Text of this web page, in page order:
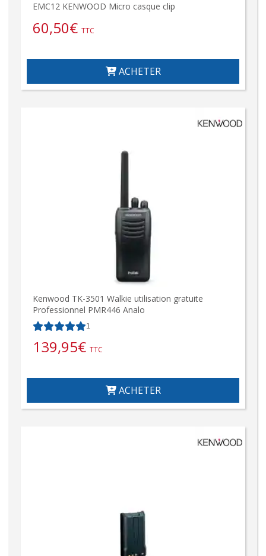
EMC12 KENWOOD Micro casque clip
60,50€ TTC
ACHETER
Kenwood TK-3501 Walkie utilisation gratuite
Professionnel PMR446 Analo
1
139,95€ TTC
ACHETER